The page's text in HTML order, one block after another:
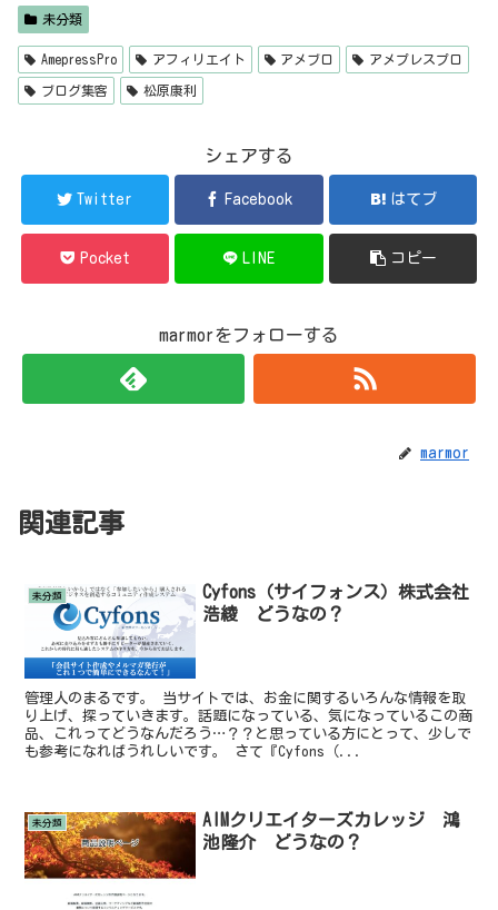
未分類
AmepressPro アフィリエイト アメブロ アメプレスプロ
ブログ集客 松原康利
シェアする
Twitter Facebook はてブ
Pocket LINE コピー
marmorをフォローする
marmor
関連記事
未分類
Cyfons（サイフォンス）株式会社
浩綾 どうなの？
管理人のまるです。 当サイトでは、お金に関するいろんな情報を取
り上げ、探っていきます。話題になっている、気になっているこの商
品、これってどうなんだろう…？？と思っている方にとって、少しで
も参考になればうれしいです。 さて『Cyfons（...
未分類
AIMクリエイターズカレッジ 鴻
池隆介 どうなの？